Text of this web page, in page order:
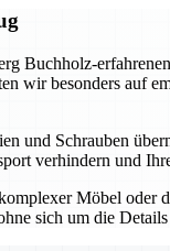
Buchholz-
wir besonders auf
und Schrauben
verhindern und
Möbel oder
sich um die